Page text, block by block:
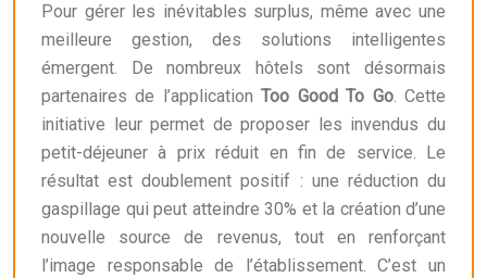
Pour gérer les inévitables surplus, même avec une
meilleure gestion, des solutions intelligentes
émergent. De nombreux hôtels sont désormais
partenaires de l’applicationToo Good To Go. Cette
initiative leur permet de proposer les invendus du
petit-déjeuner à prix réduit en fin de service. Le
résultat est doublement positif : une réduction du
gaspillage qui peut atteindre 30% et la création d’une
nouvelle source de revenus, tout en renforçant
l’image responsable de l’établissement. C’est un